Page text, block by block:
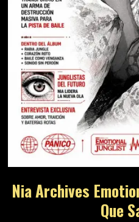
Nia Archives
Que